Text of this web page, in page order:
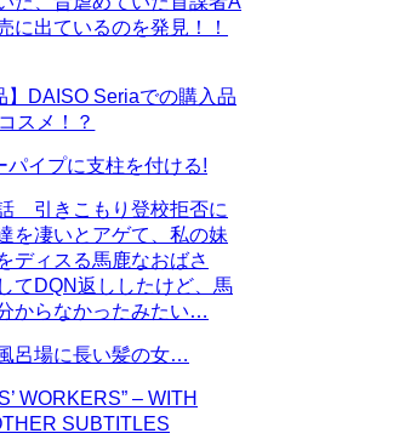
に出ているのを発見！！
】DAISO Seriaでの購入品
スメ！？
パイプに支柱を付ける!
引きこもり登校拒否に
を凄いとアゲて、私の妹
ディスる馬鹿なおばさ
てDQN返ししたけど、馬
からなかったみたい…
呂場に長い髪の女…
WORKERS” – WITH
SUBTITLES